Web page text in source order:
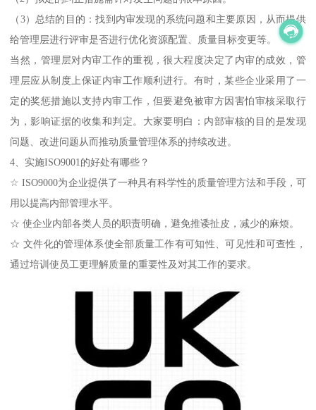
（3）总结的目的：找到内审发现的系统问题和主要原因，从而提供
给管理层进行评审是否进行优化资源配置、质量目标变更等。
当然，管理层对内审工作的重视，很大程度决定了内审的成效，管
理层应从制度上保证内审工作顺利进行。有时，某些企业采用了一
定的奖惩措施以支持内审工作，但要避免被审方因害怕审核采取行
为，影响证据的收集和判定。大家要明白：内部审核的目的是发现
问题、改进问题从而推动质量管理体系的持续改进。
4、实施ISO9001的好处有哪些？
☆ ISO9000为企业提供了一种具有科学性的质量管理方法和手段，可
用以提高内部管理水平。
☆ 使企业内部各类人员的职责明确，避免推诿扯皮，减少的麻烦。
☆ 文件化的管理体系使全部质量工作有可知性、可见性和可查性，
通过培训使员工更理解质量的重要性及对其工作的要求。